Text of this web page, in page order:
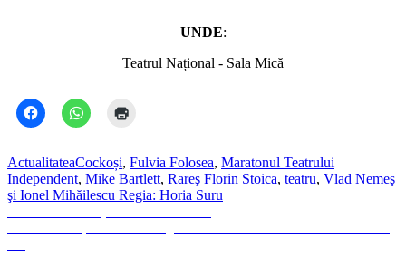
UNDE:
Teatrul Național - Sala Mică
ActualitateaCockoși, Fulvia Folosea, Maratonul Teatrului
Independent, Mike Bartlett, Rareş Florin Stoica, teatru, Vlad Nemeş
şi Ionel Mihăilescu Regia: Horia Suru
Navigare
în